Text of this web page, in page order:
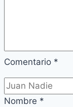
Comentario *
Nombre *